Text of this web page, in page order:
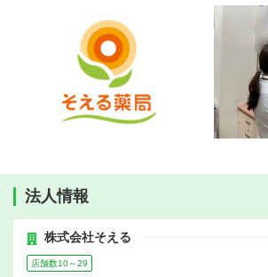
法人情報
株式会社そえる
店舗数10～29